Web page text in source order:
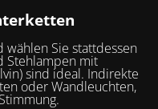
wählen Sie stattdessen
Stehlampen mit
sind ideal. Indirekte
oder Wandleuchten,